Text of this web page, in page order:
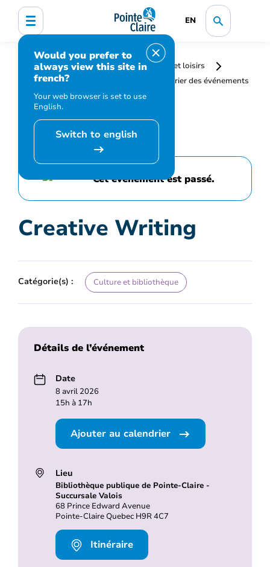
EN
Would you prefer to
always view this site in
french?
Your web browser is set to use
English.
Switch to english
Accueil
Bibliothèque, culture, sports et loisirs
Programmation et inscription
Calendrier des événements
et activités
Creative Writing
Cet événement est passé.
Creative Writing
Catégorie(s) : Culture et bibliothèque
Détails de l’événement
Date
8 avril 2026
15h à 17h
Ajouter au calendrier
Lieu
Bibliothèque publique de Pointe-Claire -
Succursale Valois
68 Prince Edward Avenue
Pointe-Claire Quebec H9R 4C7
Itinéraire